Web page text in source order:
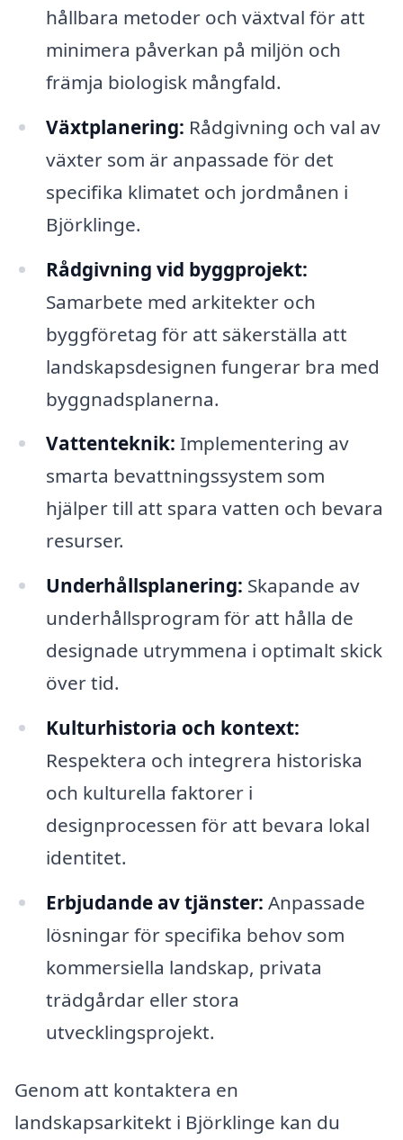
hållbara metoder och växtval för att
minimera påverkan på miljön och
främja biologisk mångfald.
Växtplanering: Rådgivning och val av
växter som är anpassade för det
specifika klimatet och jordmånen i
Björklinge.
Rådgivning vid byggprojekt:
Samarbete med arkitekter och
byggföretag för att säkerställa att
landskapsdesignen fungerar bra med
byggnadsplanerna.
Vattenteknik: Implementering av
smarta bevattningssystem som
hjälper till att spara vatten och bevara
resurser.
Underhållsplanering: Skapande av
underhållsprogram för att hålla de
designade utrymmena i optimalt skick
över tid.
Kulturhistoria och kontext:
Respektera och integrera historiska
och kulturella faktorer i
designprocessen för att bevara lokal
identitet.
Erbjudande av tjänster: Anpassade
lösningar för specifika behov som
kommersiella landskap, privata
trädgårdar eller stora
utvecklingsprojekt.
Genom att kontaktera en
landskapsarkitekt i Björklinge kan du